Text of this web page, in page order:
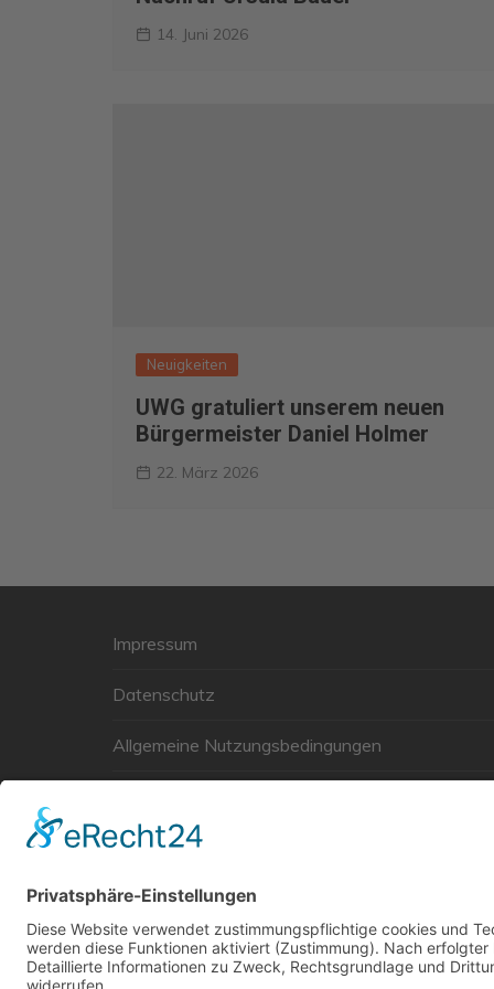
14. Juni 2026
Neuigkeiten
UWG gratuliert unserem neuen
Bürgermeister Daniel Holmer
22. März 2026
Impressum
Datenschutz
Allgemeine Nutzungsbedingungen
Haftungsausschluss